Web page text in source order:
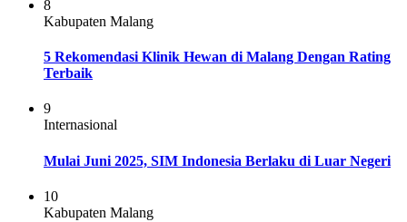
8
Kabupaten Malang
5 Rekomendasi Klinik Hewan di Malang Dengan Rating
Terbaik
9
Internasional
Mulai Juni 2025, SIM Indonesia Berlaku di Luar Negeri
10
Kabupaten Malang